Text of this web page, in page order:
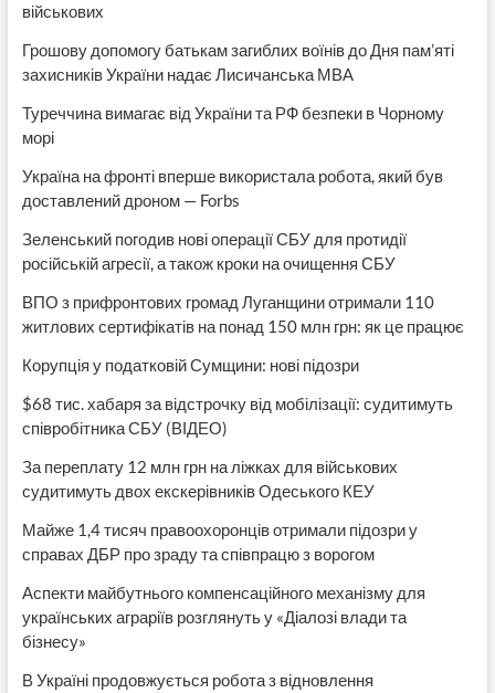
військових
Грошову допомогу батькам загиблих воїнів до Дня пам’яті
захисників України надає Лисичанська МВА
Туреччина вимагає від України та РФ безпеки в Чорному
морі
Україна на фронті вперше використала робота, який був
доставлений дроном — Forbs
Зеленський погодив нові операції СБУ для протидії
російській агресії, а також кроки на очищення СБУ
ВПО з прифронтових громад Луганщини отримали 110
житлових сертифікатів на понад 150 млн грн: як це працює
Корупція у податковій Сумщини: нові підозри
$68 тис. хабаря за відстрочку від мобілізації: судитимуть
співробітника СБУ (ВІДЕО)
За переплату 12 млн грн на ліжках для військових
судитимуть двох екскерівників Одеського КЕУ
Майже 1,4 тисяч правоохоронців отримали підозри у
справах ДБР про зраду та співпрацю з ворогом
Аспекти майбутнього компенсаційного механізму для
українських аграріїв розглянуть у «Діалозі влади та
бізнесу»
В Україні продовжується робота з відновлення